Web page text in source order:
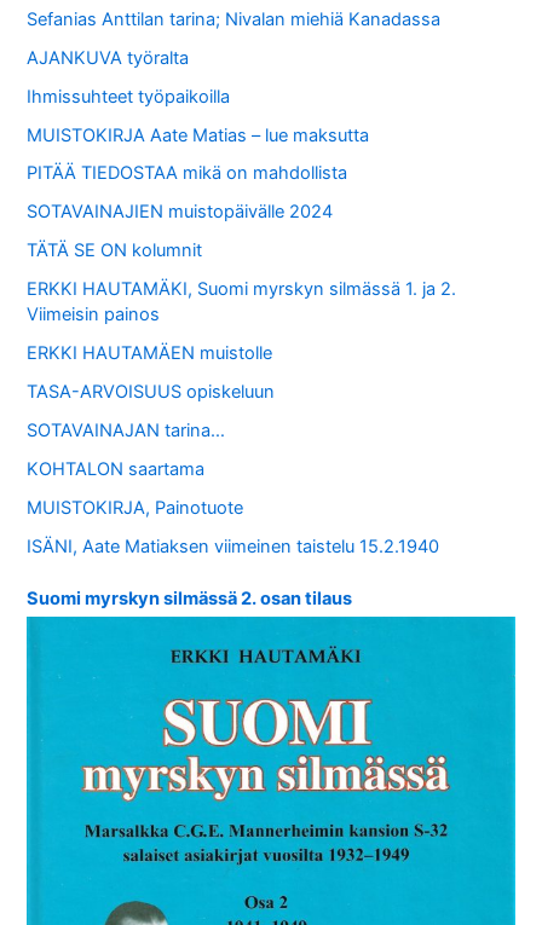
Sefanias Anttilan tarina; Nivalan miehiä Kanadassa
AJANKUVA työralta
Ihmissuhteet työpaikoilla
MUISTOKIRJA Aate Matias – lue maksutta
PITÄÄ TIEDOSTAA mikä on mahdollista
SOTAVAINAJIEN muistopäivälle 2024
TÄTÄ SE ON kolumnit
ERKKI HAUTAMÄKI, Suomi myrskyn silmässä 1. ja 2.
Viimeisin painos
ERKKI HAUTAMÄEN muistolle
TASA-ARVOISUUS opiskeluun
SOTAVAINAJAN tarina…
KOHTALON saartama
MUISTOKIRJA, Painotuote
ISÄNI, Aate Matiaksen viimeinen taistelu 15.2.1940
Suomi myrskyn silmässä 2. osan tilaus